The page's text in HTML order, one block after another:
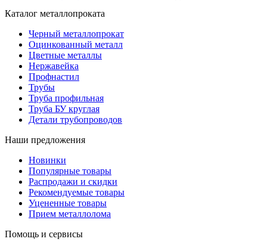
Каталог металлопроката
Черный металлопрокат
Оцинкованный металл
Цветные металлы
Нержавейка
Профнастил
Трубы
Труба профильная
Труба БУ круглая
Детали трубопроводов
Наши предложения
Новинки
Популярные товары
Распродажи и скидки
Рекомендуемые товары
Уцененные товары
Прием металлолома
Помощь и сервисы